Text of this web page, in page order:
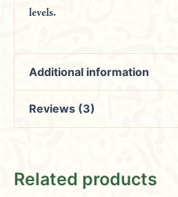
levels.
Additional information
Weight
Reviews (3)
Related products